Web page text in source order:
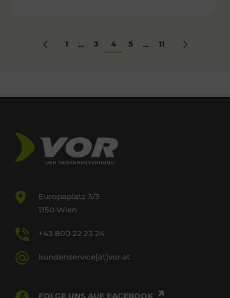
Zurück
1 ... 3 4 5 ... 11 Nächstes
Europaplatz 3/3
1150 Wien
+43 800 22 23 24
kundenservice[at]vor.at
FOLGE UNS AUF FACEBOOK